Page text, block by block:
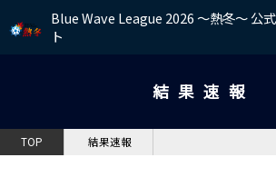
Blue Wave League 2026 ～熱冬～ 公
ト
結果速報
TOP 結果速報